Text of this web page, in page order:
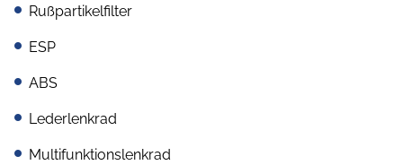
Rußpartikelfilter
ESP
ABS
Lederlenkrad
Multifunktionslenkrad